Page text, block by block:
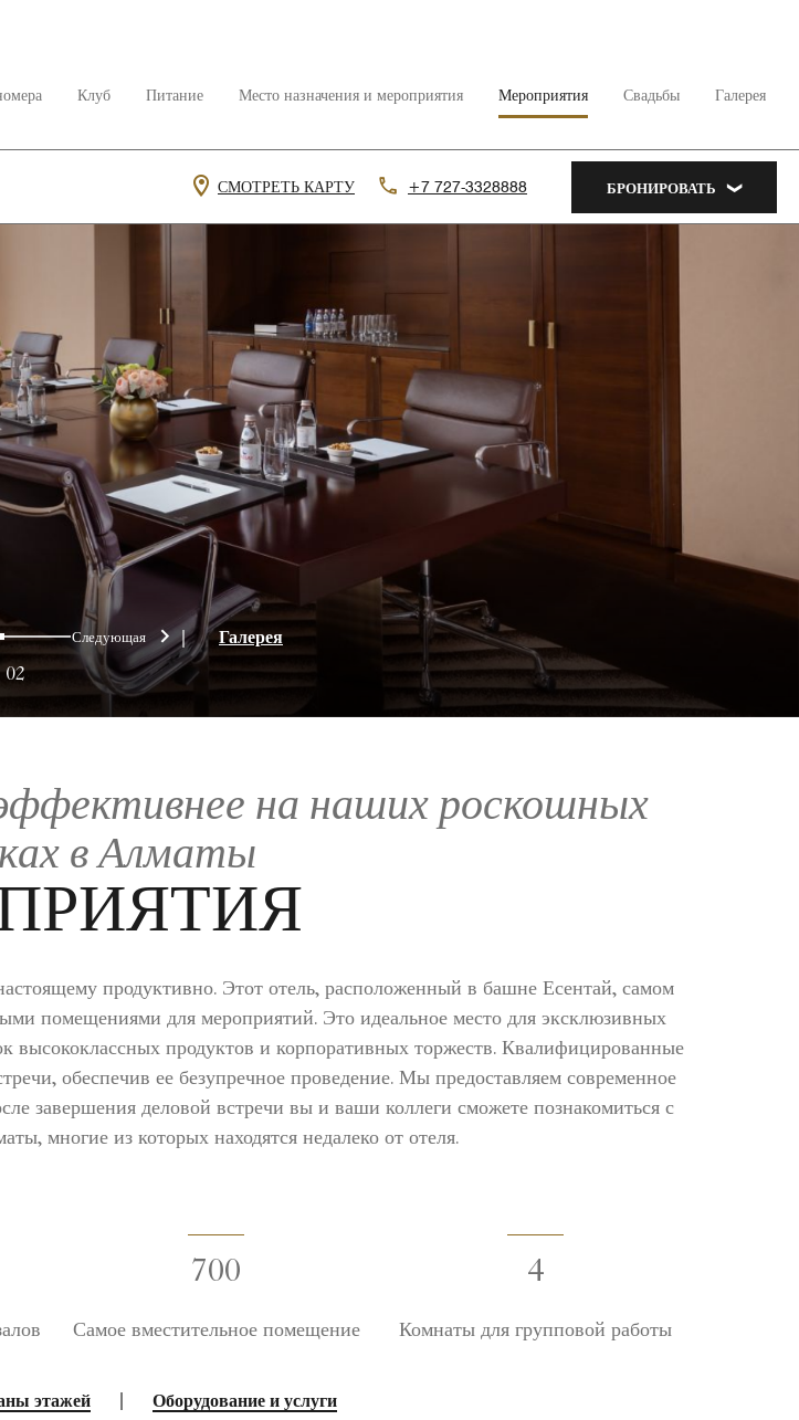
Клуб Питание Место назначения и мероприятия Мероприятия Свадьбы Галерея
СМОТРЕТЬ КАРТУ +7 727-3328888 БРОНИРОВАТЬ
1 Следующая
02
| Галерея
на наших роскошных
в Алматы
продуктивно. Этот отель, расположенный в башне Есентай, самом
помещениями для мероприятий. Это идеальное место для эксклюзивных
высококлассных продуктов и корпоративных торжеств. Квалифицированные
обеспечив ее безупречное проведение. Мы предоставляем современное
завершения деловой встречи вы и ваши коллеги сможете познакомиться с
многие из которых находятся недалеко от отеля.
700
Самое вместительное помещение
4
Комнаты для групповой работы
этажей Оборудование и услуги